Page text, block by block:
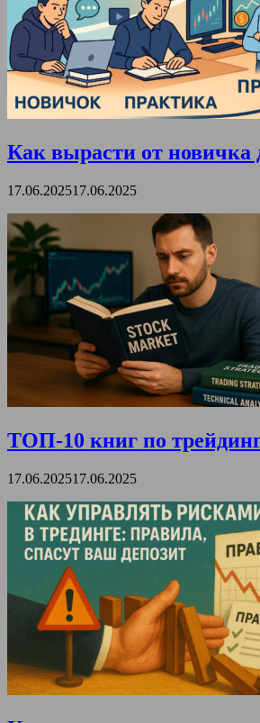
Как вырасти от
17.06.202517.06.2025
ТОП-10 книг по
17.06.202517.06.2025